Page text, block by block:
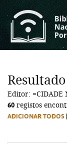
Editor: =CIDADE
60 registos
ADICIONAR TODOS